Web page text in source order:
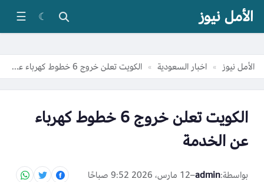
الأمل نيوز ☾
☰
الأمل نيوز » اخبار السعودية » الكويت تعلن خروج 6 خطوط كهرباء عن الخدمة
الكويت تعلن خروج 6 خطوط كهرباء
عن الخدمة
بواسطة:admin
–12 مارس، 2026 9:52 صباحًا